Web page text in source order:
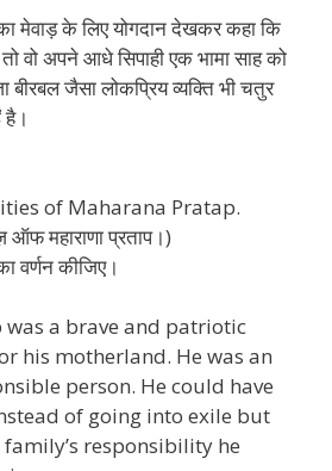
का मेवाड़ के लिए योगदान देखकर कहा कि
वो अपने आधे सिपाही एक भामा साह को
बीरबल जैसा लोकप्रिय व्यक्ति भी चतुर
है।
of Maharana Pratap.
ऑफ महाराणा प्रताप।)
वर्णन कीजिए।
a brave and patriotic
his motherland. He was an
person. He could have
of going into exile but
responsibility he